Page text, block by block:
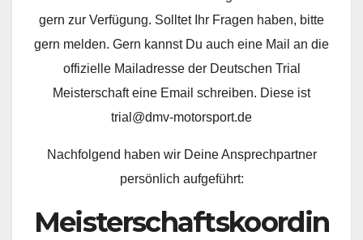
gern zur Verfügung. Solltet Ihr Fragen haben, bitte
gern melden. Gern kannst Du auch eine Mail an die
offizielle Mailadresse der Deutschen Trial
Meisterschaft eine Email schreiben. Diese ist
trial@dmv-motorsport.de
Nachfolgend haben wir Deine Ansprechpartner
persönlich aufgeführt:
Meisterschaftskoordin